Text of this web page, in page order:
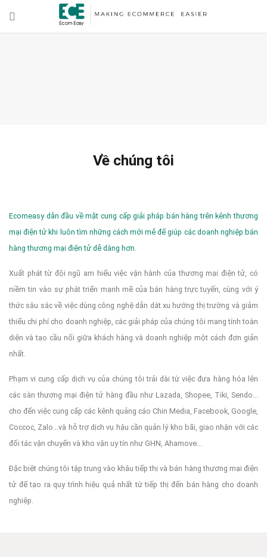
Về chúng tôi
Ecomeasy dẫn đầu về mặt cung cấp giải pháp bán hàng trên kênh thương
mại điện tử khi luôn tìm những cách mới mẻ để giúp các doanh nghiệp bán
hàng thương mại điện tử dễ dàng hơn.
Xuất phát từ đội ngũ am hiểu việc vận hành của thương mại điện tử, có
niềm tin vào sự phát triển mạnh mẽ của bán hàng trực tuyến, cùng với ý
thức sâu sắc về việc dùng công nghệ dẫn dắt xu hướng thị trường và giảm
thiểu chi phí cho doanh nghiệp, các giải pháp của chúng tôi mang tính toàn
diện và tạo cầu nối giữa khách hàng và doanh nghiệp một cách đơn giản
nhất.
Phạm vi cung cấp dịch vụ của chúng tôi trải dài từ việc đưa hàng hóa lên
các sàn thương mại điện tử hàng đầu như Lazada, Shopee, Tiki, Sendo...
cho đến việc cung cấp các kênh quảng cáo Chin Media, Facebook, Google,
Coccoc, Zalo...và hỗ trợ dịch vụ hậu cần quản lý kho bãi, giao nhận với các
đối tác vận chuyển và kho vận uy tín như GHN, Ahamove...
Đặc biệt chúng tôi tập trung vào khâu tiếp thị và bán hàng thương mại điện
tử để tạo ra quy trình hiệu quả nhất từ tiếp thị đến bán hàng cho doanh
nghiệp.